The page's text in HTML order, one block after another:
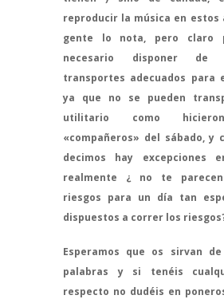
reproducir la música en estos
gente lo nota, pero claro
necesario disponer de
transportes adecuados para
ya que no se pueden
utilitario como
«compañeros» del sábado, y
decimos hay excepciones
realmente ¿ no te parecen
riesgos para un día tan
dispuestos a correr los
Esperamos que os sirvan
palabras y si tenéis
respecto no dudéis en